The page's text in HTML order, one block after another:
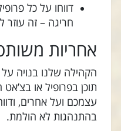
דווחו על כל
חריגה – זה עוזר
אחריות
הקהילה שלנו בנויה
תוכן בפרופיל או
עצמכם ועל אחרים,
בהתנהגות לא הולמת.